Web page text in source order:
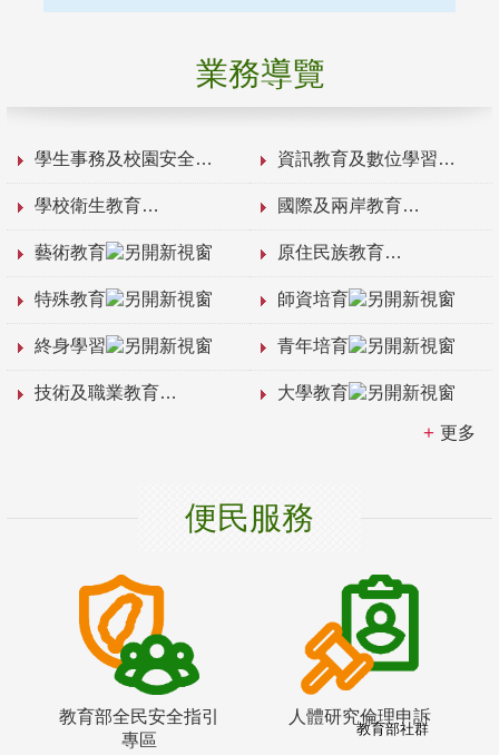
業務導覽
學生事務及校園安全 資訊教育及數位學習
學校衛生教育 國際及兩岸教育
藝術教育 原住民族教育
特殊教育 師資培育
終身學習 青年培育
技術及職業教育 大學教育
更多
便民服務
教育部全民安全指引
專區
人體研究倫理申訴
教育部社群